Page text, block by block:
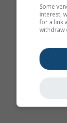
Some
interest,
for a link
withdraw